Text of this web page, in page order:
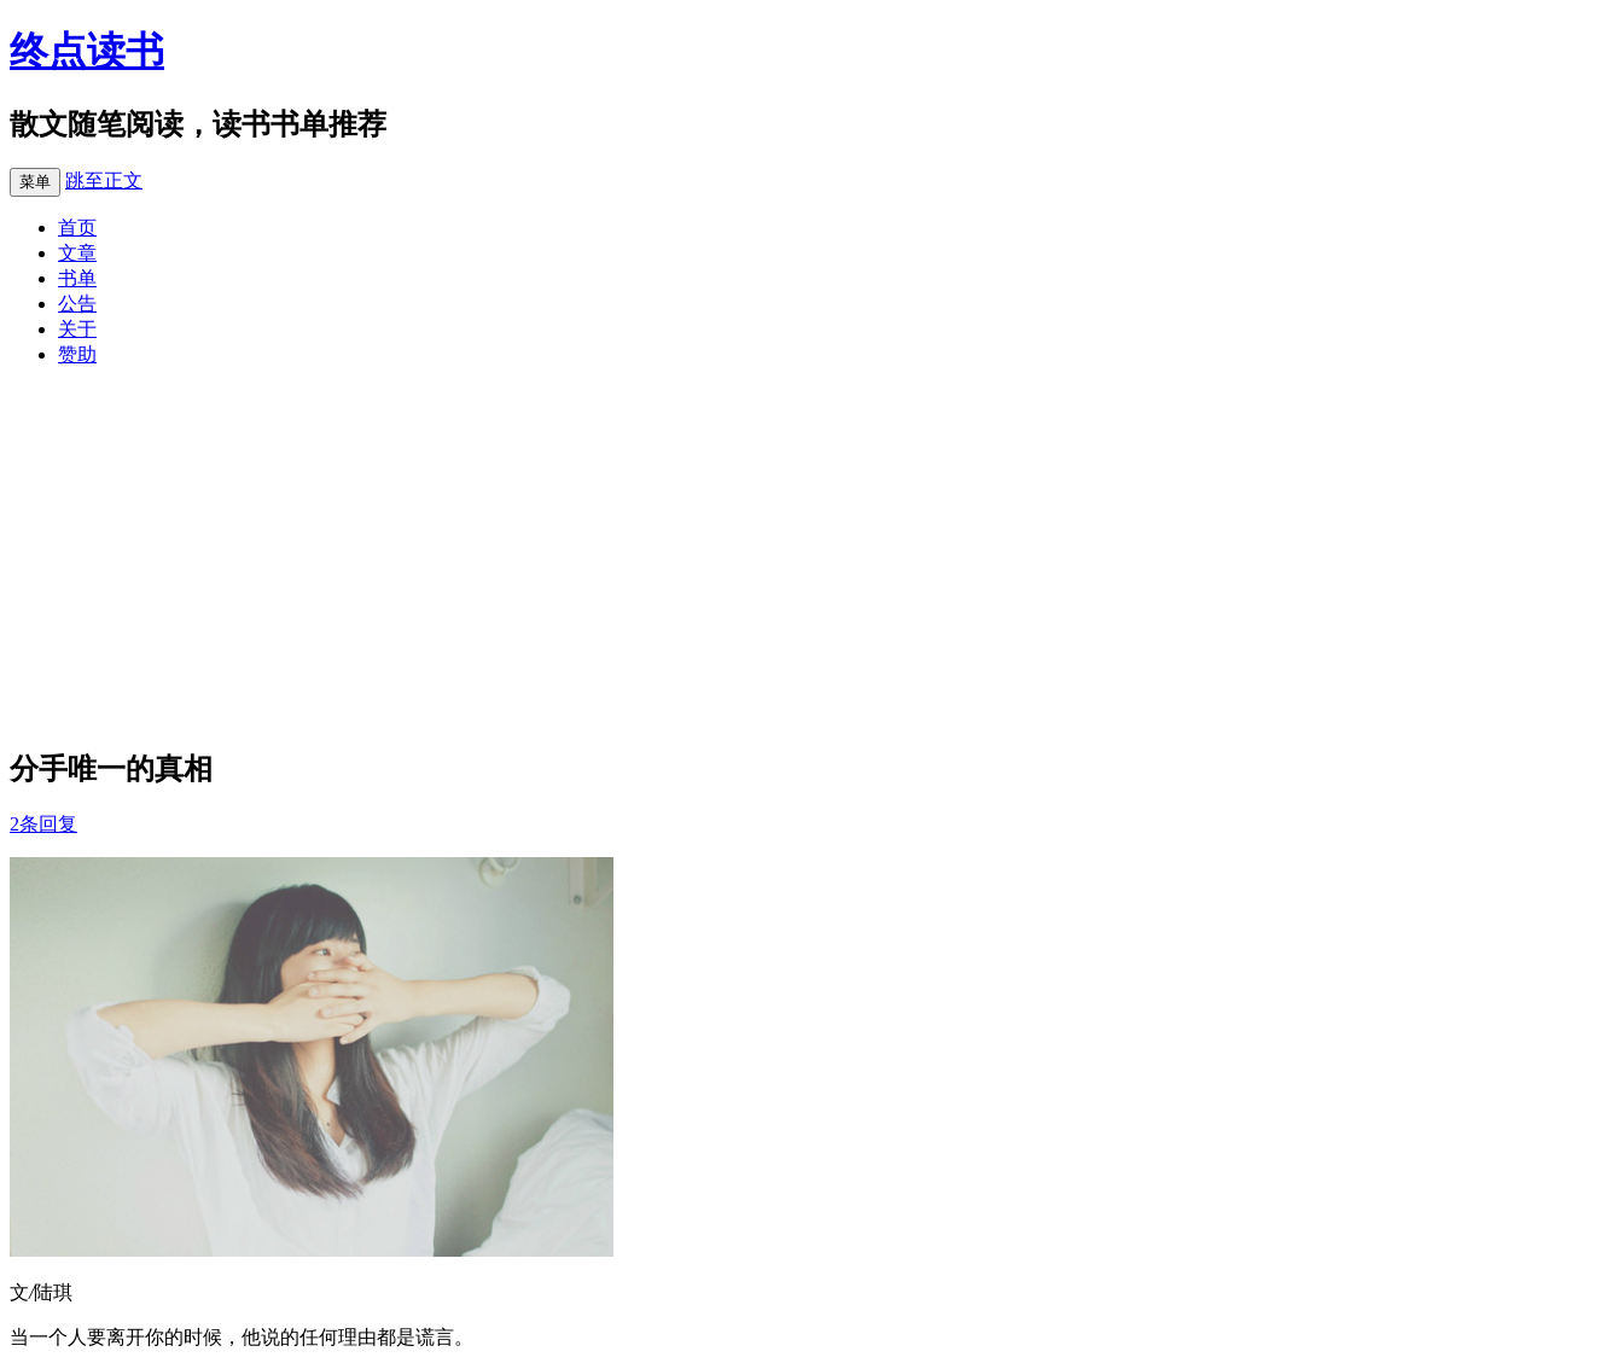
终点读书
散文随笔阅读，读书书单推荐
菜单 跳至正文
首页
文章
书单
公告
关于
赞助
分手唯一的真相
2条回复
文/陆琪
当一个人要离开你的时候，他说的任何理由都是谎言。